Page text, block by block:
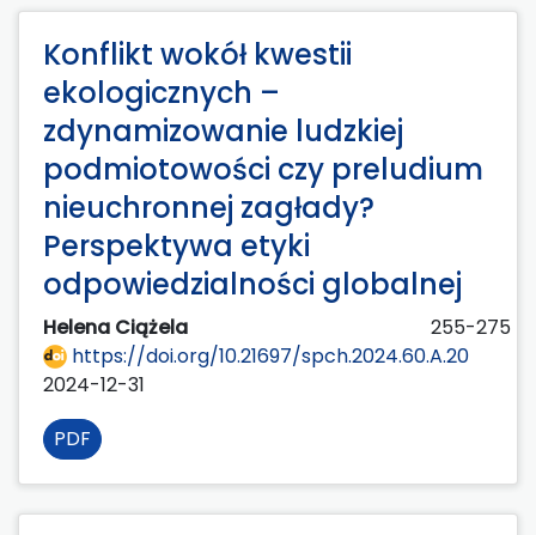
Konflikt wokół kwestii
ekologicznych –
zdynamizowanie ludzkiej
podmiotowości czy preludium
nieuchronnej zagłady?
Perspektywa etyki
odpowiedzialności globalnej
Helena Ciążela
255-275
https://doi.org/10.21697/spch.2024.60.A.20
2024-12-31
PDF